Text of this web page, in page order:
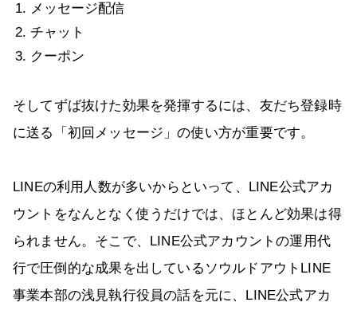
メッセージ配信
チャット
クーポン
そしてずば抜けた効果を発揮するには、友だち登録時
に送る「初回メッセージ」の使い方が重要です。
LINEの利用人数が多いからといって、LINE公式アカ
ウントをなんとなく使うだけでは、ほとんど効果は得
られません。そこで、LINE公式アカウントの運用代
行で圧倒的な成果を出しているソウルドアウトLINE
事業本部の浅見執行役員の話を元に、LINE公式アカ